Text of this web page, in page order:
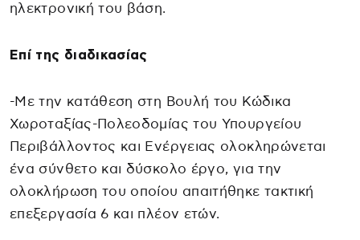
ηλεκτρονική του βάση.
Επί της διαδικασίας
-Με την κατάθεση στη Βουλή του Κώδικα
Χωροταξίας-Πολεοδομίας του Υπουργείου
Περιβάλλοντος και Ενέργειας ολοκληρώνεται
ένα σύνθετο και δύσκολο έργο, για την
ολοκλήρωση του οποίου απαιτήθηκε τακτική
επεξεργασία 6 και πλέον ετών.